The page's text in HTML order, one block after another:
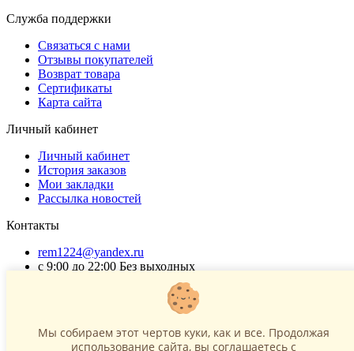
Служба поддержки
Связаться с нами
Отзывы покупателей
Возврат товара
Сертификаты
Карта сайта
Личный кабинет
Личный кабинет
История заказов
Мои закладки
Рассылка новостей
Контакты
rem1224@yandex.ru
с 9:00 до 22:00 Без выходных
Г. Москва ул. Коровинское шоссе 35 стр 2
ОГРНИП 318502900040868
Мы собираем этот чертов куки, как и все. Продолжая
использование сайта, вы соглашаетесь c